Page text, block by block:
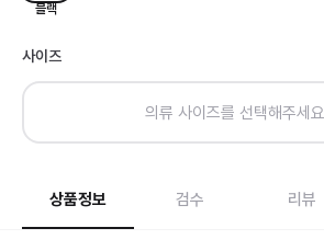
블랙
사이즈
의류 사이즈를 선택해주세요
상품정보 검수 리뷰